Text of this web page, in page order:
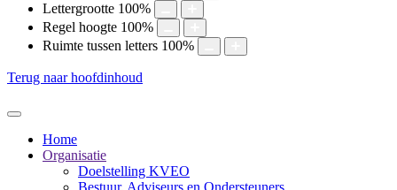
Lettergrootte 100%
Regel hoogte 100%
Ruimte tussen letters 100%
Terug naar hoofdinhoud
Home
Organisatie
Doelstelling KVEO
Bestuur, Adviseurs en Ondersteuners